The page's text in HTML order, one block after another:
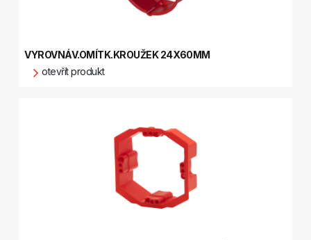
VYROVNÁV.OMÍTK.KROUŽEK 24X60MM
otevřít produkt